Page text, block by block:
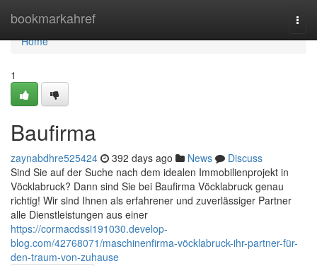
bookmarkahref
Home
Home
1
Baufirma
zaynabdhre525424 392 days ago News
Discuss
Sind Sie auf der Suche nach dem idealen Immobilienprojekt in
Vöcklabruck? Dann sind Sie bei Baufirma Vöcklabruck genau
richtig! Wir sind Ihnen als erfahrener und zuverlässiger Partner
alle Dienstleistungen aus einer
https://cormacdssi191030.develop-
blog.com/42768071/maschinenfirma-vöcklabruck-ihr-partner-für-
den-traum-von-zuhause